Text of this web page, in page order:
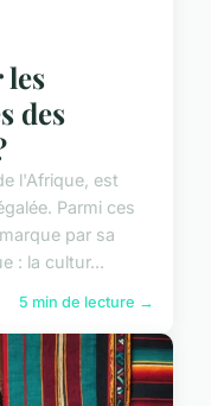
des
l'Afrique, est
Parmi ces
par sa
: la cultur...
5 min de lecture →